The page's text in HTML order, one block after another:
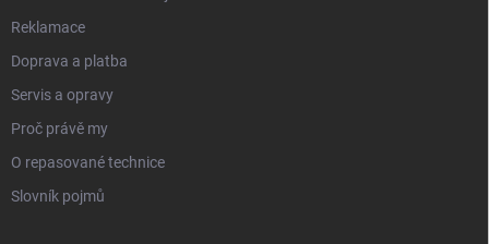
Reklamace
Doprava a platba
Servis a opravy
Proč právě my
O repasované technice
Slovník pojmů